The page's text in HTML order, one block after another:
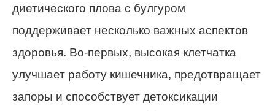
диетического плова с булгуром
поддерживает несколько важных аспектов
здоровья. Во-первых, высокая клетчатка
улучшает работу кишечника, предотвращает
запоры и способствует детоксикации